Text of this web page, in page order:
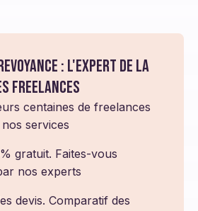
: l'expert de la
freelances
centaines de freelances
services
gratuit. Faites-vous
nos experts
devis. Comparatif des